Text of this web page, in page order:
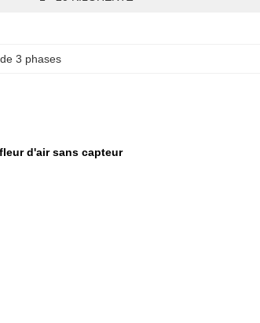
3 phases
d'air sans capteur